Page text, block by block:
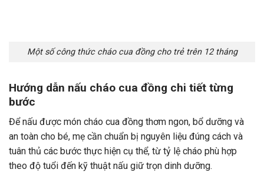
Một số công thức cháo cua đồng cho trẻ trên 12 tháng
Hướng dẫn nấu cháo cua đồng chi tiết từng
bước
Để nấu được món cháo cua đồng thơm ngon, bổ dưỡng và
an toàn cho bé, mẹ cần chuẩn bị nguyên liệu đúng cách và
tuân thủ các bước thực hiện cụ thể, từ tỷ lệ cháo phù hợp
theo độ tuổi đến kỹ thuật nấu giữ trọn dinh dưỡng.